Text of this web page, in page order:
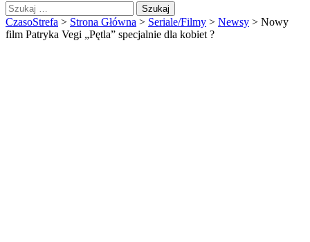
Szukaj:
CzasoStrefa > Strona Główna > Seriale/Filmy > Newsy > Nowy
film Patryka Vegi „Pętla” specjalnie dla kobiet ?